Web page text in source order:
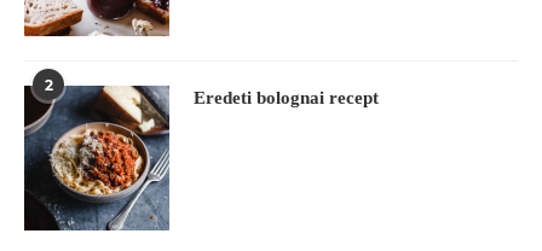
2
Eredeti bolognai recept